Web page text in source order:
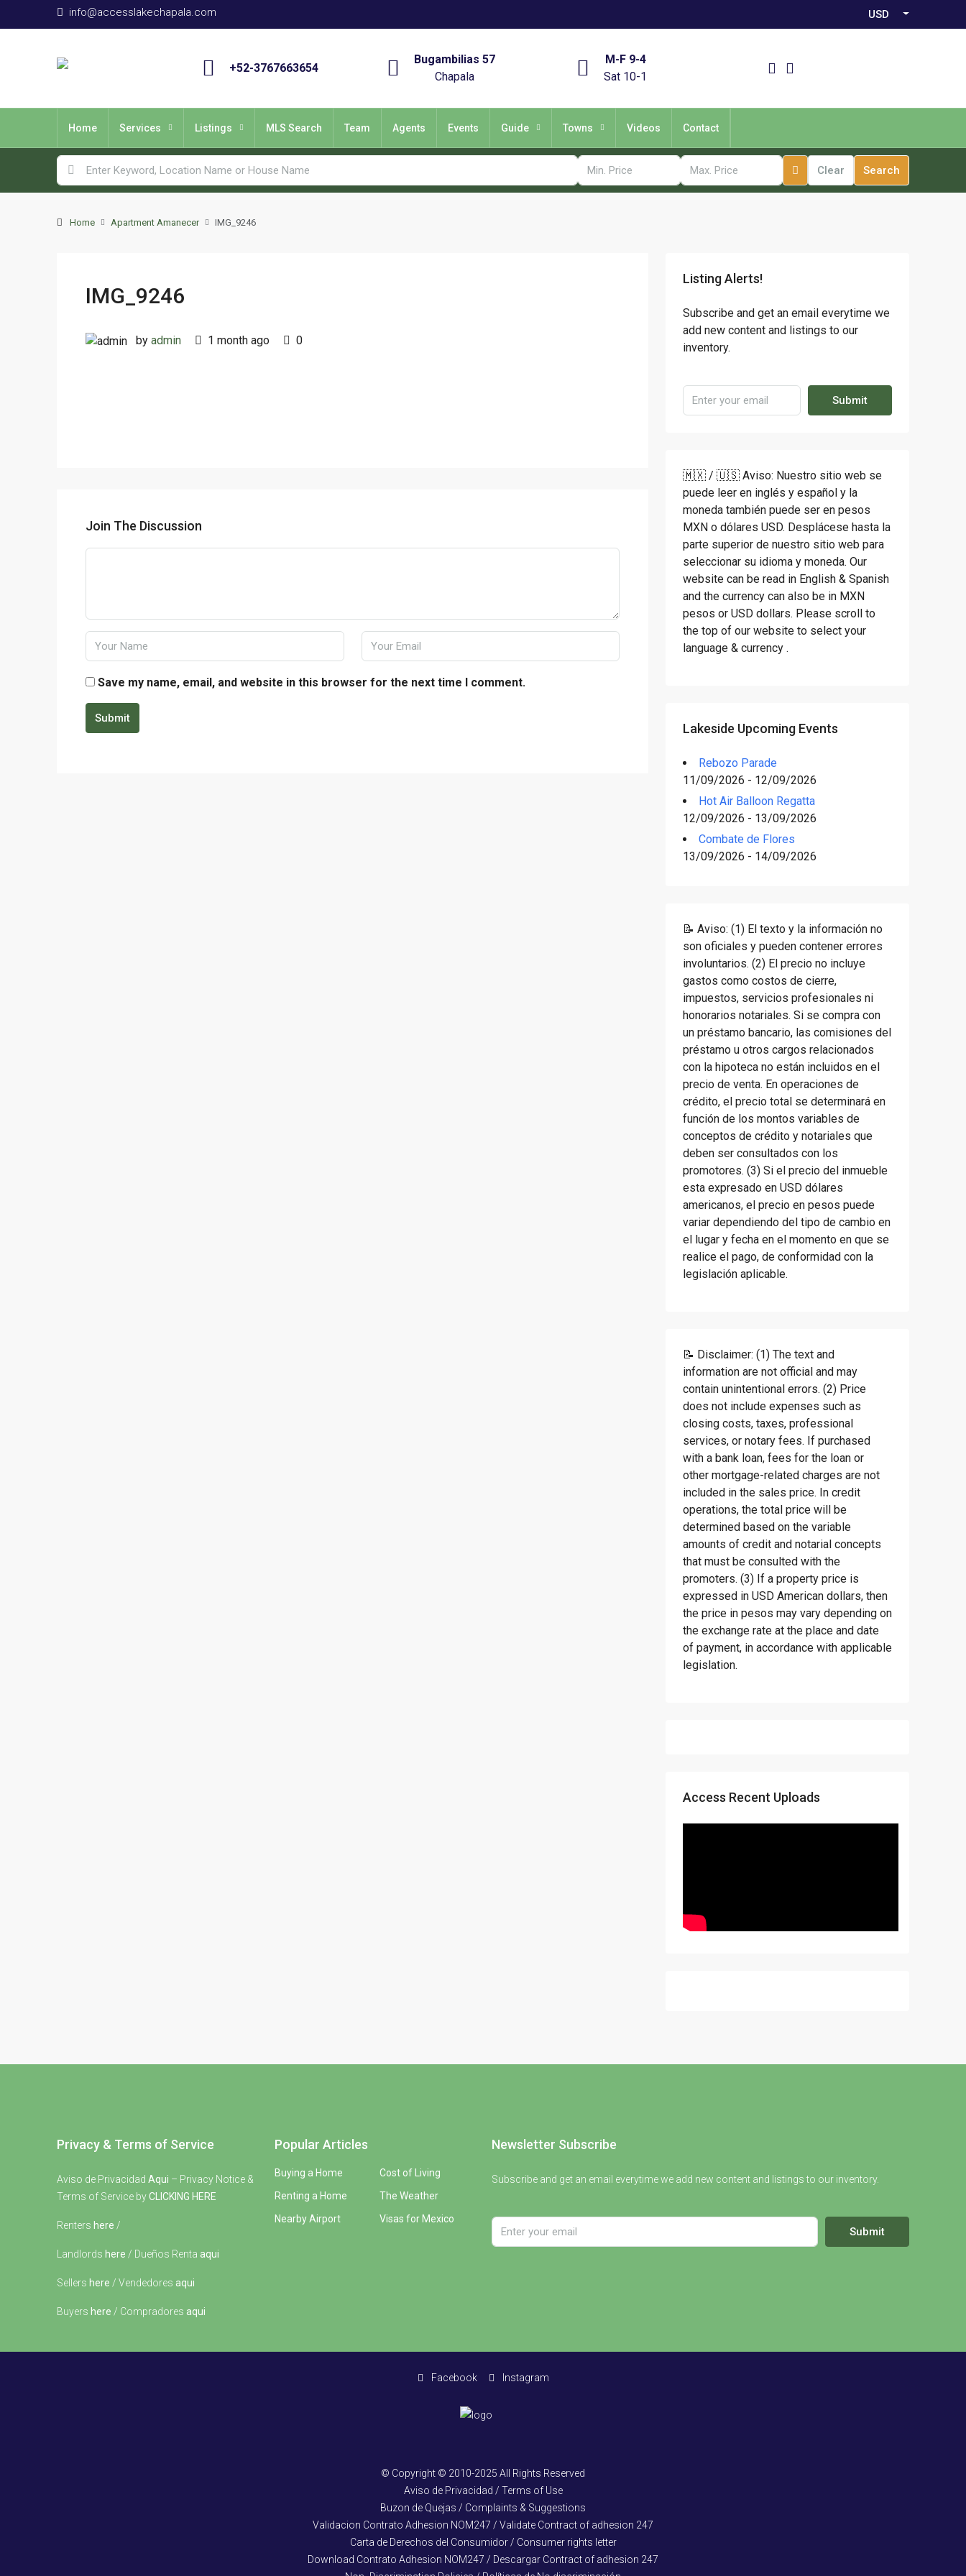
info@accesslakechapala.com USD
+52-3767663654
Bugambilias 57
Chapala
M-F 9-4
Sat 10-1
Home Services Listings MLS Search Team Agents Events Guide Towns Videos Contact
Clear Search
Home Apartment Amanecer IMG_9246
IMG_9246
by admin 1 month ago 0
Join The Discussion
Save my name, email, and website in this browser for the next time I comment.
Submit
Listing Alerts!
Subscribe and get an email everytime we
add new content and listings to our
inventory.
Submit
🇲🇽 / 🇺🇸 Aviso: Nuestro sitio web se
puede leer en inglés y español y la
moneda también puede ser en pesos
MXN o dólares USD. Desplácese hasta la
parte superior de nuestro sitio web para
seleccionar su idioma y moneda. Our
website can be read in English & Spanish
and the currency can also be in MXN
pesos or USD dollars. Please scroll to
the top of our website to select your
language & currency .
Lakeside Upcoming Events
Rebozo Parade
11/09/2026 - 12/09/2026
Hot Air Balloon Regatta
12/09/2026 - 13/09/2026
Combate de Flores
13/09/2026 - 14/09/2026
📝 Aviso: (1) El texto y la información no
son oficiales y pueden contener errores
involuntarios. (2) El precio no incluye
gastos como costos de cierre,
impuestos, servicios profesionales ni
honorarios notariales. Si se compra con
un préstamo bancario, las comisiones del
préstamo u otros cargos relacionados
con la hipoteca no están incluidos en el
precio de venta. En operaciones de
crédito, el precio total se determinará en
función de los montos variables de
conceptos de crédito y notariales que
deben ser consultados con los
promotores. (3) Si el precio del inmueble
esta expresado en USD dólares
americanos, el precio en pesos puede
variar dependiendo del tipo de cambio en
el lugar y fecha en el momento en que se
realice el pago, de conformidad con la
legislación aplicable.
📝 Disclaimer: (1) The text and
information are not official and may
contain unintentional errors. (2) Price
does not include expenses such as
closing costs, taxes, professional
services, or notary fees. If purchased
with a bank loan, fees for the loan or
other mortgage-related charges are not
included in the sales price. In credit
operations, the total price will be
determined based on the variable
amounts of credit and notarial concepts
that must be consulted with the
promoters. (3) If a property price is
expressed in USD American dollars, then
the price in pesos may vary depending on
the exchange rate at the place and date
of payment, in accordance with applicable
legislation.
Access Recent Uploads
Privacy & Terms of Service
Aviso de Privacidad Aqui – Privacy Notice &
Terms of Service byCLICKING HERE
Renters here /
Landlords here / Dueños Renta aqui
Sellers here / Vendedores aqui
Buyers here / Compradores aqui
Popular Articles
Buying a Home
Renting a Home
Nearby Airport
Cost of Living
The Weather
Visas for Mexico
Newsletter Subscribe
Subscribe and get an email everytime we add new content and listings to our inventory.
Submit
Facebook Instagram
© Copyright © 2010-2025 All Rights Reserved
Aviso de Privacidad / Terms of Use
Buzon de Quejas / Complaints & Suggestions
Validacion Contrato Adhesion NOM247 / Validate Contract of adhesion 247
Carta de Derechos del Consumidor / Consumer rights letter
Download Contrato Adhesion NOM247 / Descargar Contract of adhesion 247